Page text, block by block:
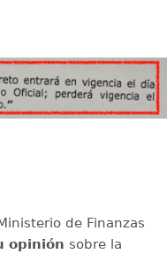
de Finanzas
opinión sobre la